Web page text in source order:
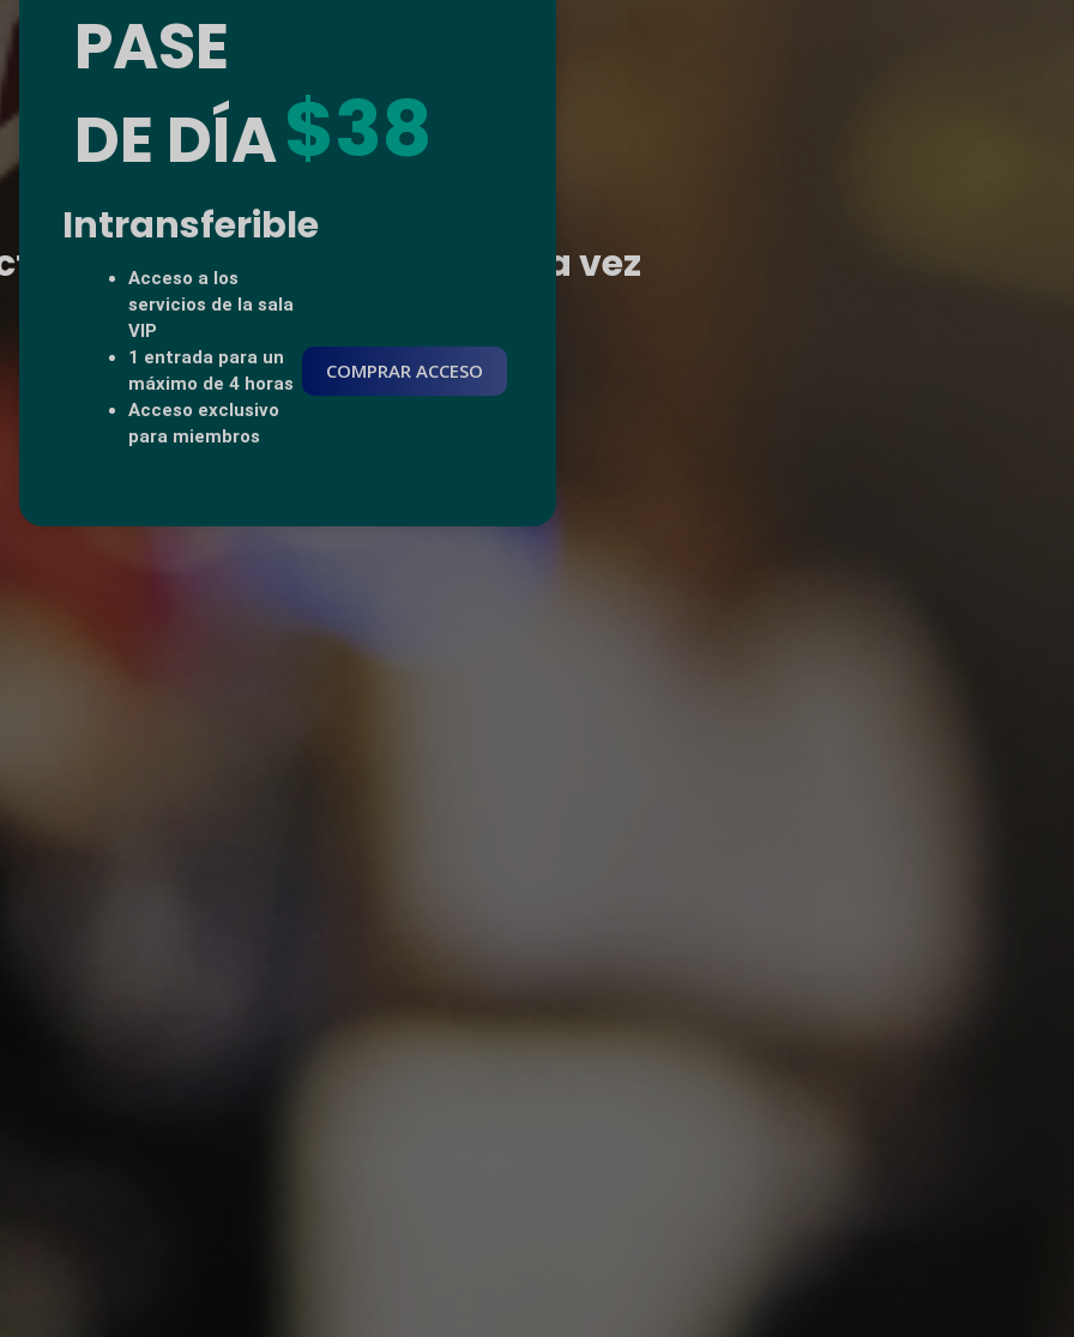
el mundo, una sala a la vez
COMPRAR ACCESO
PASE
DE DÍA$38
Intransferible
Acceso a los
servicios de la sala
VIP
1 entrada para un
máximo de 4 horas
Acceso exclusivo
para miembros
COMPRAR ACCESO